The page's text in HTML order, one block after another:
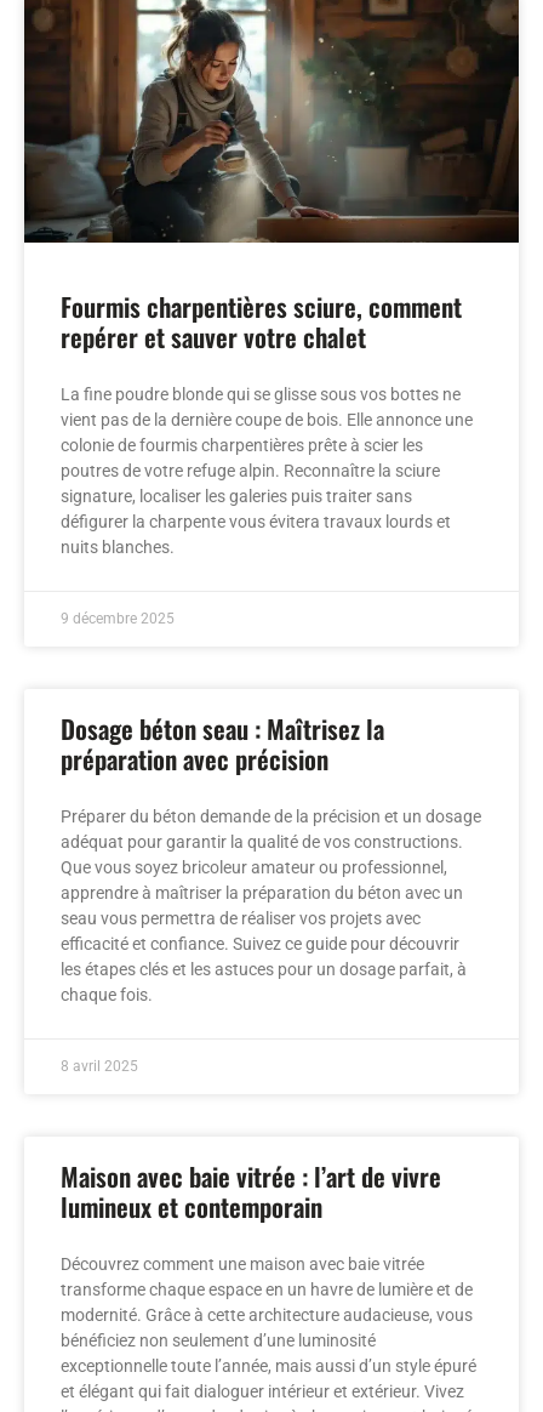
Fourmis charpentières sciure, comment
repérer et sauver votre chalet
La fine poudre blonde qui se glisse sous vos bottes ne
vient pas de la dernière coupe de bois. Elle annonce une
colonie de fourmis charpentières prête à scier les
poutres de votre refuge alpin. Reconnaître la sciure
signature, localiser les galeries puis traiter sans
défigurer la charpente vous évitera travaux lourds et
nuits blanches.
9 décembre 2025
Dosage béton seau : Maîtrisez la
préparation avec précision
Préparer du béton demande de la précision et un dosage
adéquat pour garantir la qualité de vos constructions.
Que vous soyez bricoleur amateur ou professionnel,
apprendre à maîtriser la préparation du béton avec un
seau vous permettra de réaliser vos projets avec
efficacité et confiance. Suivez ce guide pour découvrir
les étapes clés et les astuces pour un dosage parfait, à
chaque fois.
8 avril 2025
Maison avec baie vitrée : l’art de vivre
lumineux et contemporain
Découvrez comment une maison avec baie vitrée
transforme chaque espace en un havre de lumière et de
modernité. Grâce à cette architecture audacieuse, vous
bénéficiez non seulement d’une luminosité
exceptionnelle toute l’année, mais aussi d’un style épuré
et élégant qui fait dialoguer intérieur et extérieur. Vivez